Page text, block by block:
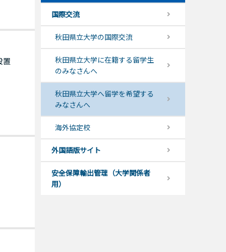
置
国際交流
秋田県立大学の国際交流
秋田県立大学に在籍する留学生
のみなさんへ
秋田県立大学へ留学を希望する
みなさんへ
海外協定校
外国語版サイト
安全保障輸出管理（大学関係者
用）